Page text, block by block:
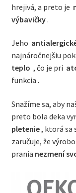
hrejivá, a preto je
výbavičky.
Jeho
najnáročnejšiu
teplo , čo je pri
funkcia .
Snažíme sa, aby
preto bola deka
pletenie, ktorá sa
zaručuje, že
prania nezmení